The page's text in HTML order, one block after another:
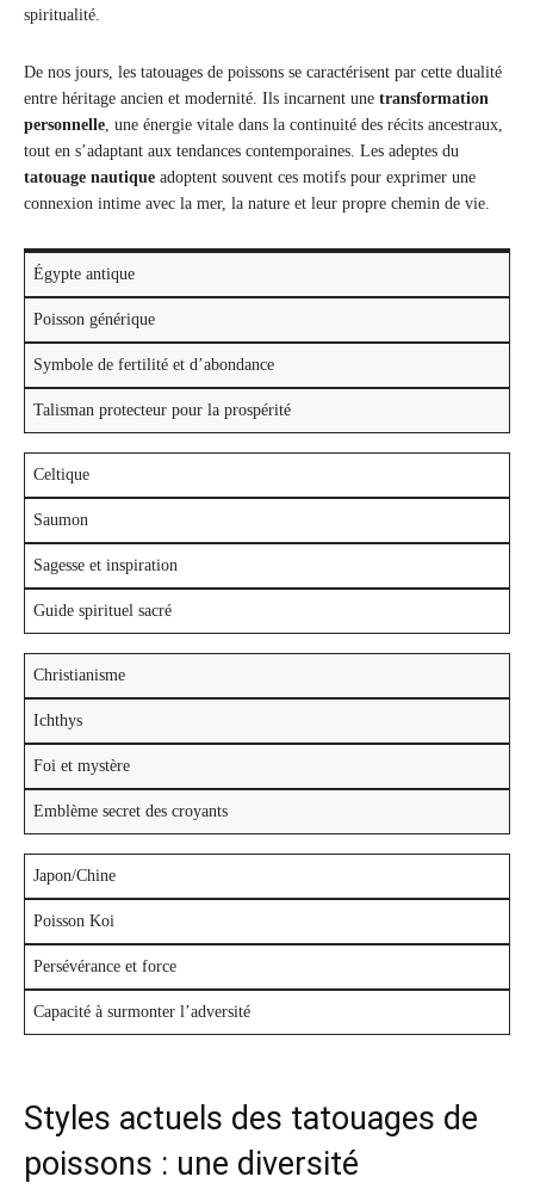
spiritualité.
De nos jours, les tatouages de poissons se caractérisent par cette dualité
entre héritage ancien et modernité. Ils incarnent une transformation
personnelle, une énergie vitale dans la continuité des récits ancestraux,
tout en s’adaptant aux tendances contemporaines. Les adeptes du
tatouage nautique adoptent souvent ces motifs pour exprimer une
connexion intime avec la mer, la nature et leur propre chemin de vie.
Égypte antique
Poisson générique
Symbole de fertilité et d’abondance
Talisman protecteur pour la prospérité
Celtique
Saumon
Sagesse et inspiration
Guide spirituel sacré
Christianisme
Ichthys
Foi et mystère
Emblème secret des croyants
Japon/Chine
Poisson Koi
Persévérance et force
Capacité à surmonter l’adversité
Styles actuels des tatouages de
poissons : une diversité